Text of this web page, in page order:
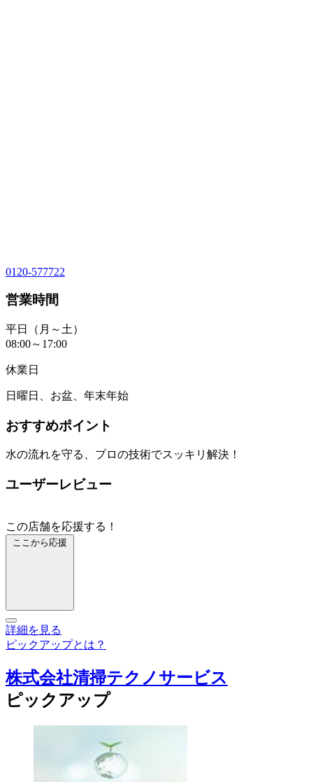
0120-577722
営業時間
平日（月～土）
08:00～17:00
休業日
日曜日、お盆、年末年始
おすすめポイント
水の流れを守る、プロの技術でスッキリ解決！
ユーザーレビュー
この店舗を応援する！
ここから応援
詳細を見る
ピックアップとは？
株式会社清掃テクノサービス
ピックアップ